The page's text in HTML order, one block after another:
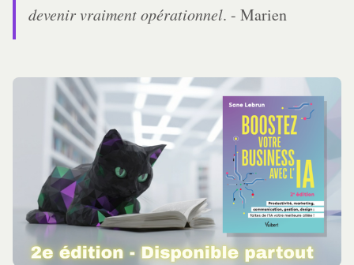
devenir vraiment opérationnel. - Marien